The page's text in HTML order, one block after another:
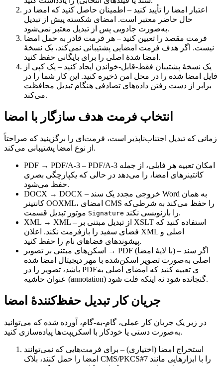
اعتبار امضا را تأیید کنید – اطمینان حاصل کنید که امضا در
حال حاضر معتبر است. امضای شکسته پیش از تبدیل
به‌صورت جادویی پس از تبدیل معتبر نمی‌شود.
فرمت مقصد را تعیین کنید – هر فرمت قادر به حمل امضا
نیست. اگر هدف فرمت‌ امضایی پشتیبانی نمی‌کند، یک نسخهٔ
امضا شدهٔ اصلی را برای بایگانی حفظ کنید.
یک نسخهٔ پشتیبان فقط‑قابل‑خواندن ایجاد کنید – یک کپی از
فایل امضا شده را در محل امن ذخیره کنید. این کار شما را در
برابر از دست رفتن داده‌های تصادفی هنگام تبدیل محافظت
می‌کند.
انتخاب فرمت هدف سازگار با امضا
زمانی که تبدیل اجتناب‌ناپذیر است، فرمت‌ای را برگزینید که صراحتاً
از نوع امضا پشتیبانی می‌کند.
PDF → PDF/A‑3 – PDF/A‑3 امکان تعبیه هر فایلی، از جمله
کانتینرهای امضا، را می‌دهد در حالی که یکپارچگی بصری
حفظ می‌شود.
DOCX → DOCX – خروجی مجدد یک سند Word به همان
کانتینر OOXML، امضای CMS را حفظ می‌کند به شرطی‌که
Signature
را بازنویسی نکند.
XML → XML – از تبدیل مبتنی بر XSLT استفاده کنید که
فضای سفید را بازفرمت نکند. اعلان XML اصلی و
پیشوندهای فضاهای نام را حفظ کنید.
اسکن‌های مبتنی بر تصویر → PDF (با لایهٔ امضا) – اگر سند
اصلی به‌صورت تصویر اسکن‌شده با مهر دیجیتال امضا شده
باشد، تصویر را در PDFی تعبیه کنید که امضای اصلی به
عنوان حاشیه (annotation) گنجانده شود نه اینکه فلت شود.
جریان کار تبدیل حفظ‌کنندهٔ امضا
در زیر یک جریان کار عملی، گام‑به‑گام، آورده شده که می‌توانید
به‌صورت دستی یا خودکار با اسکریپت‌ها پیاده‌سازی کنید.
استخراج امضا (اختیاری) – برای فرمت‌هایی که نمی‌توانند
امضا را حمل کنند، بلاک CMS/PKCS#7 را با ابزارهایی مانند